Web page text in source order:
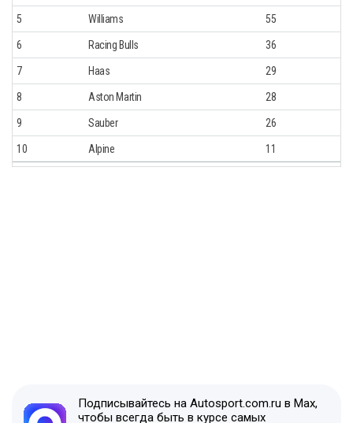
5 Williams 55
6 Racing Bulls 36
7 Haas 29
8 Aston Martin 28
9 Sauber 26
10 Alpine 11
Подписывайтесь на Autosport.com.ru в Max,
чтобы всегда быть в курсе самых